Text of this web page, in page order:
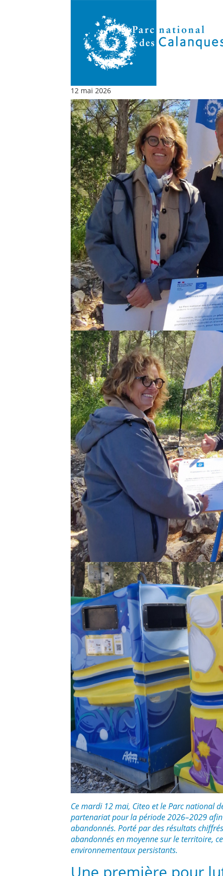
12 mai 2026
Ce mardi 12 mai, Citeo et le Parc national
partenariat pour la période 2026–2029
abandonnés. Porté par des résultats
abandonnés en moyenne sur le territoire,
environnementaux persistants.
Une première pour